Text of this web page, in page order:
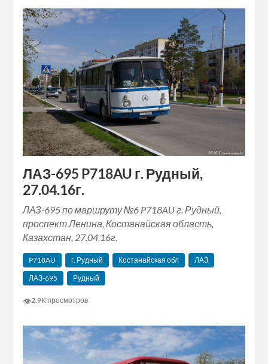
ЛАЗ-695 P718AU г. Рудный,
27.04.16г.
ЛАЗ-695 по маршруту №6 P718AU г. Рудный,
проспект Ленина, Костанайская область,
Казахстан, 27.04.16г.
P718AU г. Рудный Костанайская обл
ЛАЗ
ЛАЗ-695
Рудный
👁2.9K просмотров